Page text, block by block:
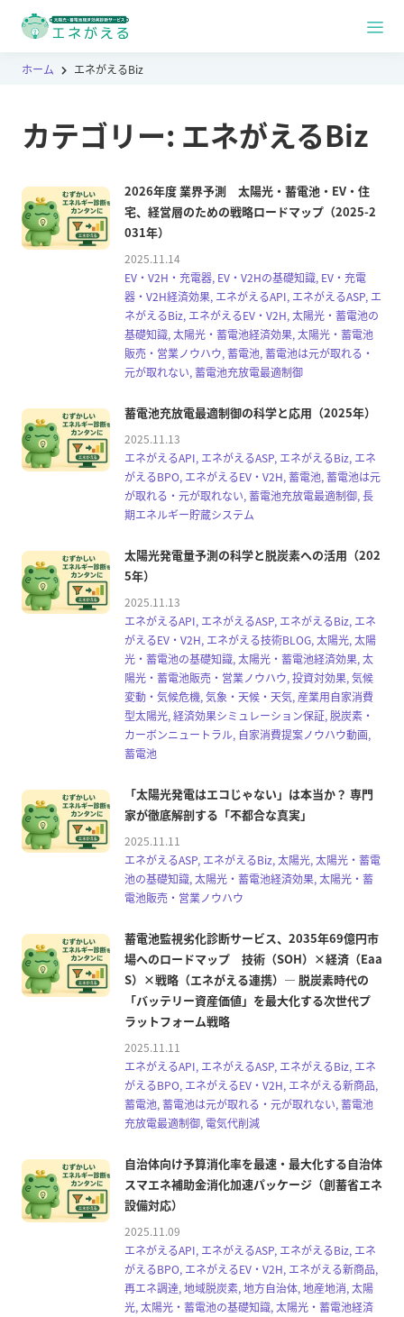
ホーム エネがえるBiz
カテゴリー: エネがえるBiz
2026年度 業界予測 太陽光・蓄電池・EV・住
宅、経営層のための戦略ロードマップ（2025-2
031年）
2025.11.14
EV・V2H・充電器, EV・V2Hの基礎知識, EV・充電
器・V2H経済効果, エネがえるAPI, エネがえるASP, エ
ネがえるBiz, エネがえるEV・V2H, 太陽光・蓄電池の
基礎知識, 太陽光・蓄電池経済効果, 太陽光・蓄電池
販売・営業ノウハウ, 蓄電池, 蓄電池は元が取れる・
元が取れない, 蓄電池充放電最適制御
蓄電池充放電最適制御の科学と応用（2025年）
2025.11.13
エネがえるAPI, エネがえるASP, エネがえるBiz, エネ
がえるBPO, エネがえるEV・V2H, 蓄電池, 蓄電池は元
が取れる・元が取れない, 蓄電池充放電最適制御, 長
期エネルギー貯蔵システム
太陽光発電量予測の科学と脱炭素への活用（202
5年）
2025.11.13
エネがえるAPI, エネがえるASP, エネがえるBiz, エネ
がえるEV・V2H, エネがえる技術BLOG, 太陽光, 太陽
光・蓄電池の基礎知識, 太陽光・蓄電池経済効果, 太
陽光・蓄電池販売・営業ノウハウ, 投資対効果, 気候
変動・気候危機, 気象・天候・天気, 産業用自家消費
型太陽光, 経済効果シミュレーション保証, 脱炭素・
カーボンニュートラル, 自家消費提案ノウハウ動画,
蓄電池
「太陽光発電はエコじゃない」は本当か？ 専門
家が徹底解剖する「不都合な真実」
2025.11.11
エネがえるASP, エネがえるBiz, 太陽光, 太陽光・蓄電
池の基礎知識, 太陽光・蓄電池経済効果, 太陽光・蓄
電池販売・営業ノウハウ
蓄電池監視劣化診断サービス、2035年69億円市
場へのロードマップ 技術（SOH）×経済（Eaa
S）×戦略（エネがえる連携）— 脱炭素時代の
「バッテリー資産価値」を最大化する次世代プ
ラットフォーム戦略
2025.11.11
エネがえるAPI, エネがえるASP, エネがえるBiz, エネ
がえるBPO, エネがえるEV・V2H, エネがえる新商品,
蓄電池, 蓄電池は元が取れる・元が取れない, 蓄電池
充放電最適制御, 電気代削減
自治体向け予算消化率を最速・最大化する自治体
スマエネ補助金消化加速パッケージ（創蓄省エネ
設備対応）
2025.11.09
エネがえるAPI, エネがえるASP, エネがえるBiz, エネ
がえるBPO, エネがえるEV・V2H, エネがえる新商品,
再エネ調達, 地域脱炭素, 地方自治体, 地産地消, 太陽
光, 太陽光・蓄電池の基礎知識, 太陽光・蓄電池経済